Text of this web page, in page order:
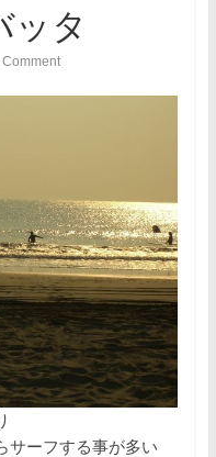
ッタ
Comment
サーフする事が多い